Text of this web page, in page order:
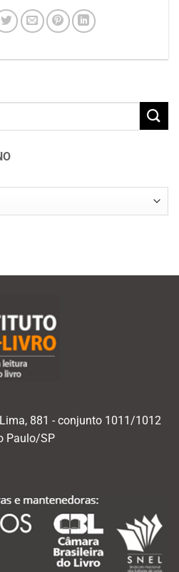
881 - conjunto 1011/1012
Paulo/SP